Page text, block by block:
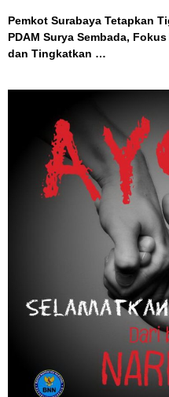
Pemkot Surabaya Tetapkan
PDAM Surya Sembada,
dan Tingkatkan …